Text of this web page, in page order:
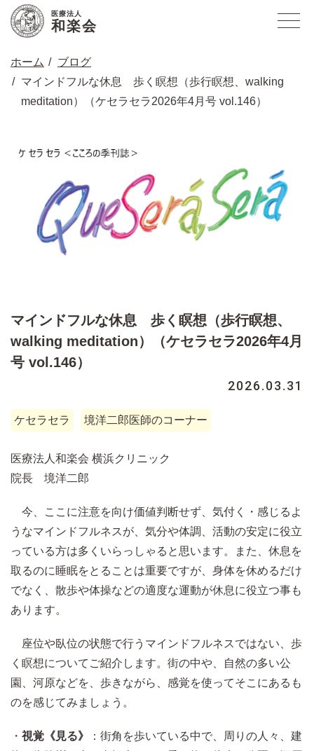
医療法人
和楽会
ホーム
ブログ
マインドフルな休息 歩く瞑想（歩行瞑想、walking
meditation）（ケセラセラ2026年4月号 vol.146）
マインドフルな休息 歩く瞑想（歩行瞑想、
walking meditation）（ケセラセラ2026年4月
号 vol.146）
2026.03.31
ケセラセラ 境洋二郎医師のコーナー
医療法人和楽会 横浜クリニック
院長 境洋二郎
今、ここに注意を向け価値判断せず、気付く・感じるよ
うなマインドフルネスが、気分や体調、活動の安定に役立
っている方は多くいらっしゃると思います。また、休息を
取るのに睡眠をとることは重要ですが、身体を休めるだけ
でなく、散歩や体操などの適度な運動が休息に役立つ事も
あります。
座位や臥位の状態で行うマインドフルネスではない、歩
く瞑想についてご紹介します。街の中や、自然の多い公
園、河原などを、歩きながら、感覚を使ってそこにあるも
のを感じてみましょう。
・ 視覚《見る》
：街角を歩いている中で、周りの人々、建